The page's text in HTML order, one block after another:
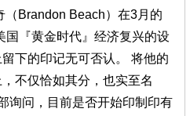
（Brandon Beach）在3月的
国『黄金时代』经济复兴的设
下的印记无可否认。 将他的
不仅恰如其分，也实至名
询问，目前是否开始印制印有